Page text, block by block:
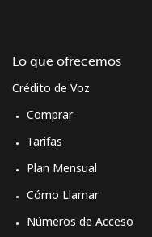
Lo que ofrecemos
Crédito de Voz
Comprar
Tarifas
Plan Mensual
Cómo Llamar
Números de Acceso